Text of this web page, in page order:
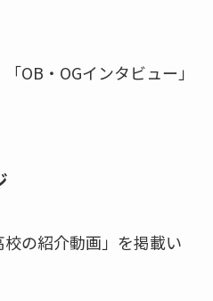
OB・OGインタビュー」
の紹介動画」を掲載い